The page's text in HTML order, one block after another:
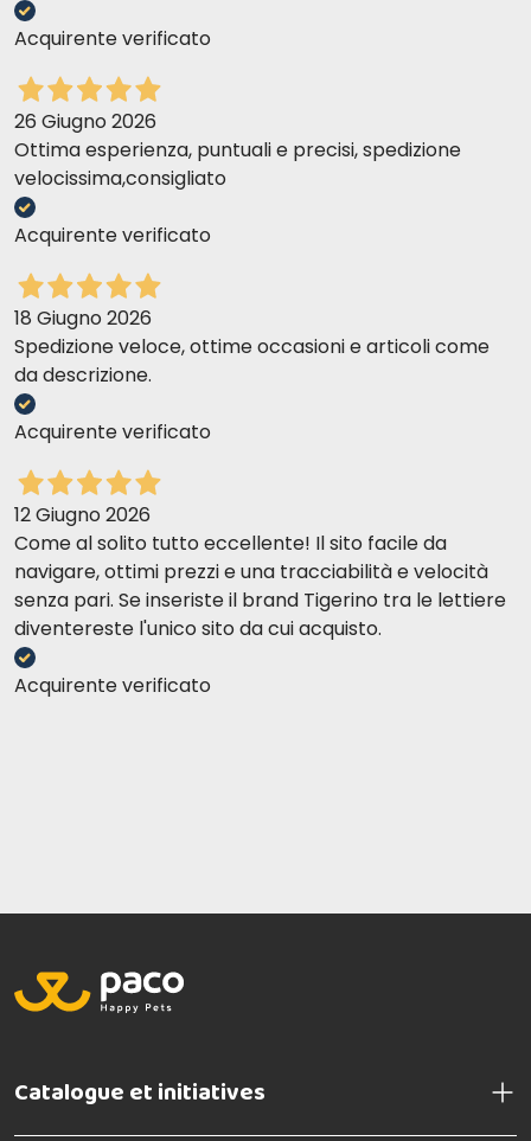
Acquirente verificato
26 Giugno 2026
Ottima esperienza, puntuali e precisi, spedizione
velocissima,consigliato
Acquirente verificato
18 Giugno 2026
Spedizione veloce, ottime occasioni e articoli come
da descrizione.
Acquirente verificato
12 Giugno 2026
Come al solito tutto eccellente! Il sito facile da
navigare, ottimi prezzi e una tracciabilità e velocità
senza pari. Se inseriste il brand Tigerino tra le lettiere
diventereste l'unico sito da cui acquisto.
Acquirente verificato
Catalogue et initiatives